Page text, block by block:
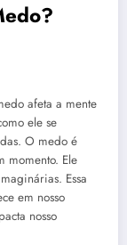
afeta a mente
ele se
O medo é
momento. Ele
Essa
em nosso
nosso